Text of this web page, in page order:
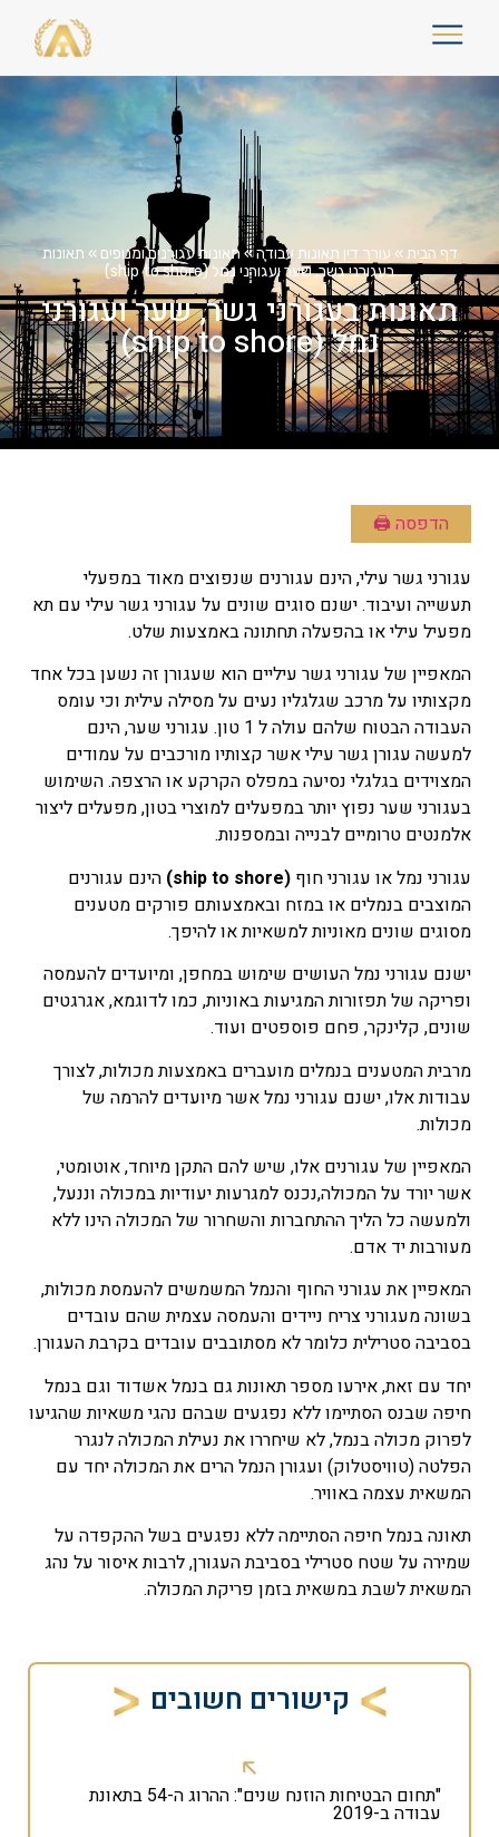
דף הבית» עורך דין תאונות עבודה» תאונות עגורנים ומנופים » תאונות
בעגורני גשר, שער ועגורני נמל (ship to shore)
תאונות בעגורני גשר, שער ועגורני
נמל (ship to shore)
הדפסה 🖨
עגורני גשר עילי, הינם עגורנים שנפוצים מאוד במפעלי
תעשייה ועיבוד. ישנם סוגים שונים על עגורני גשר עילי עם תא
מפעיל עילי או בהפעלה תחתונה באמצעות שלט.
המאפיין של עגורני גשר עיליים הוא שעגורן זה נשען בכל אחד
מקצותיו על מרכב שגלגליו נעים על מסילה עילית וכי עומס
העבודה הבטוח שלהם עולה ל 1 טון. עגורני שער, הינם
למעשה עגורן גשר עילי אשר קצותיו מורכבים על עמודים
המצוידים בגלגלי נסיעה במפלס הקרקע או הרצפה. השימוש
בעגורני שער נפוץ יותר במפעלים למוצרי בטון, מפעלים ליצור
אלמנטים טרומיים לבנייה ובמספנות.
עגורני נמל או עגורני חוף (ship to shore)
הינם עגורנים
המוצבים בנמלים או במזח ובאמצעותם פורקים מטענים
מסוגים שונים מאוניות למשאיות או להיפך.
ישנם עגורני נמל העושים שימוש במחפן, ומיועדים להעמסה
ופריקה של תפזורות המגיעות באוניות, כמו לדוגמא, אגרגטים
שונים, קלינקר, פחם פוספטים ועוד.
מרבית המטענים בנמלים מועברים באמצעות מכולות, לצורך
עבודות אלו, ישנם עגורני נמל אשר מיועדים להרמה של
מכולות.
המאפיין של עגורנים אלו, שיש להם התקן מיוחד, אוטומטי,
אשר יורד על המכולה,נכנס למגרעות יעודיות במכולה וננעל,
ולמעשה כל הליך ההתחברות והשחרור של המכולה הינו ללא
מעורבות יד אדם.
המאפיין את עגורני החוף והנמל המשמשים להעמסת מכולות,
בשונה מעגורני צריח ניידים והעמסה עצמית שהם עובדים
בסביבה סטרילית כלומר לא מסתובבים עובדים בקרבת העגורן.
יחד עם זאת, אירעו מספר תאונות גם בנמל אשדוד וגם בנמל
חיפה שבנס הסתיימו ללא נפגעים שבהם נהגי משאיות שהגיעו
לפרוק מכולה בנמל, לא שיחררו את נעילת המכולה לנגרר
הפלטה (טוויסטלוק) ועגורן הנמל הרים את המכולה יחד עם
המשאית עצמה באוויר.
תאונה בנמל חיפה הסתיימה ללא נפגעים בשל ההקפדה על
שמירה על שטח סטרילי בסביבת העגורן, לרבות איסור על נהג
המשאית לשבת במשאית בזמן פריקת המכולה.
קישורים חשובים
"תחום הבטיחות הוזנח שנים": ההרוג ה-54 בתאונת
עבודה ב-2019